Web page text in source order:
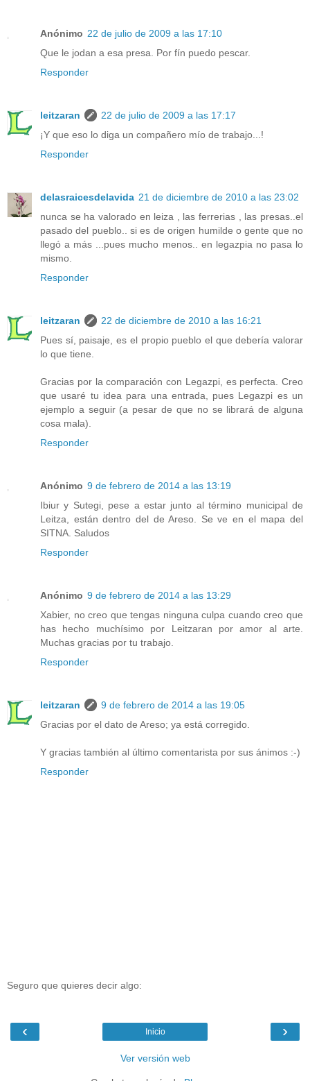
Anónimo 22 de julio de 2009 a las 17:10
Que le jodan a esa presa. Por fín puedo pescar.
Responder
leitzaran
22 de julio de 2009 a las 17:17
¡Y que eso lo diga un compañero mío de trabajo...!
Responder
delasraicesdelavida 21 de diciembre de 2010 a las 23:02
nunca se ha valorado en leiza , las ferrerias , las presas..el
pasado del pueblo.. si es de origen humilde o gente que no
llegó a más ...pues mucho menos.. en legazpia no pasa lo
mismo.
Responder
leitzaran
22 de diciembre de 2010 a las 16:21
Pues sí, paisaje, es el propio pueblo el que debería valorar
lo que tiene.
Gracias por la comparación con Legazpi, es perfecta. Creo
que usaré tu idea para una entrada, pues Legazpi es un
ejemplo a seguir (a pesar de que no se librará de alguna
cosa mala).
Responder
Anónimo 9 de febrero de 2014 a las 13:19
Ibiur y Sutegi, pese a estar junto al término municipal de
Leitza, están dentro del de Areso. Se ve en el mapa del
SITNA. Saludos
Responder
Anónimo 9 de febrero de 2014 a las 13:29
Xabier, no creo que tengas ninguna culpa cuando creo que
has hecho muchísimo por Leitzaran por amor al arte.
Muchas gracias por tu trabajo.
Responder
leitzaran
9 de febrero de 2014 a las 19:05
Gracias por el dato de Areso; ya está corregido.
Y gracias también al último comentarista por sus ánimos :-)
Responder
Seguro que quieres decir algo:
‹ ›
Inicio
Ver versión web